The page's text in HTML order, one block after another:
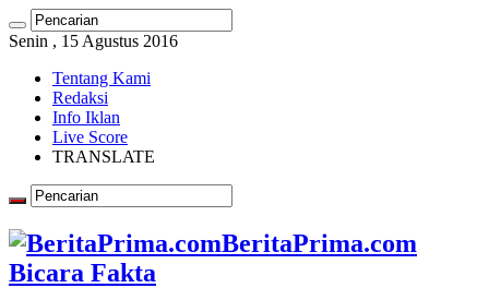
Senin , 15 Agustus 2016
Tentang Kami
Redaksi
Info Iklan
Live Score
TRANSLATE
BeritaPrima.com
Bicara Fakta